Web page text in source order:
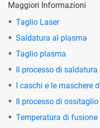
Maggiori Informazioni
Taglio Laser
Saldatura al plasma
Taglio plasma
Il processo di
I caschi e le maschere
Il processo di
Temperatura di